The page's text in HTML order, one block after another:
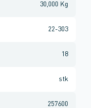
30,000 Kg
22-303
18
stk
257600